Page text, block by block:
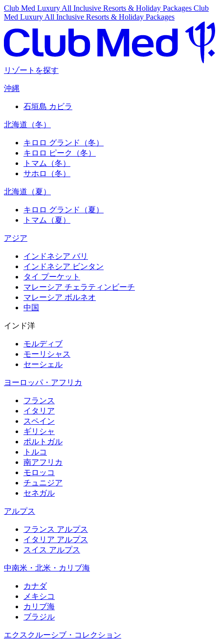
Club Med Luxury All Inclusive Resorts & Holiday Packages Club
Med Luxury All Inclusive Resorts & Holiday Packages
リゾートを探す
沖縄
石垣島 カビラ
北海道（冬）
キロロ グランド（冬）
キロロ ピーク（冬）
トマム（冬）
サホロ（冬）
北海道（夏）
キロロ グランド（夏）
トマム（夏）
アジア
インドネシア バリ
インドネシア ビンタン
タイ プーケット
マレーシア チェラティンビーチ
マレーシア ボルネオ
中国
インド洋
モルディブ
モーリシャス
セーシェル
ヨーロッパ・アフリカ
フランス
イタリア
スペイン
ギリシャ
ポルトガル
トルコ
南アフリカ
モロッコ
チュニジア
セネガル
アルプス
フランス アルプス
イタリア アルプス
スイス アルプス
中南米・北米・カリブ海
カナダ
メキシコ
カリブ海
ブラジル
エクスクルーシブ・コレクション